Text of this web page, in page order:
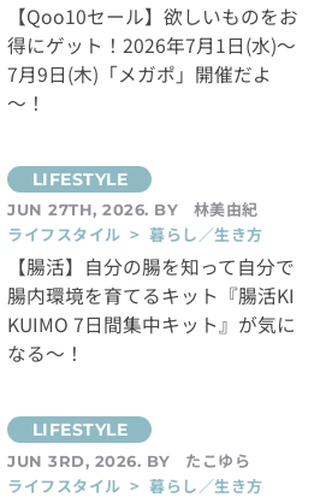
【Qoo10セール】欲しいものをお
得にゲット！2026年7月1日(水)～
7月9日(木)「メガポ」開催だよ
～！
JUN 27TH, 2026. BY
林美由紀
ライフスタイル > 暮らし／生き方
【腸活】自分の腸を知って自分で
腸内環境を育てるキット『腸活KI
KUIMO 7日間集中キット』が気に
なる～！
JUN 3RD, 2026. BY
たこゆら
ライフスタイル > 暮らし／生き方